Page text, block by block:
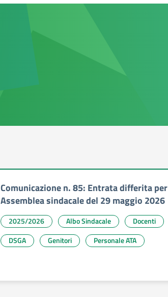
Comunicazione n. 85: Entrata differita per
Assemblea sindacale del 29 maggio 2026
2025/2026 Albo Sindacale
Docenti
DSGA
Genitori Personale ATA